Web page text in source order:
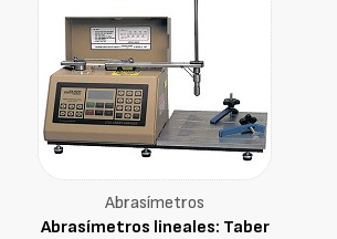
Abrasímetros
Abrasímetros lineales: Taber